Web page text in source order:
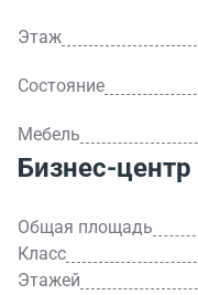
Этаж
Состояние
Мебель
Бизнес-центр
Общая площадь
Класс
Этажей